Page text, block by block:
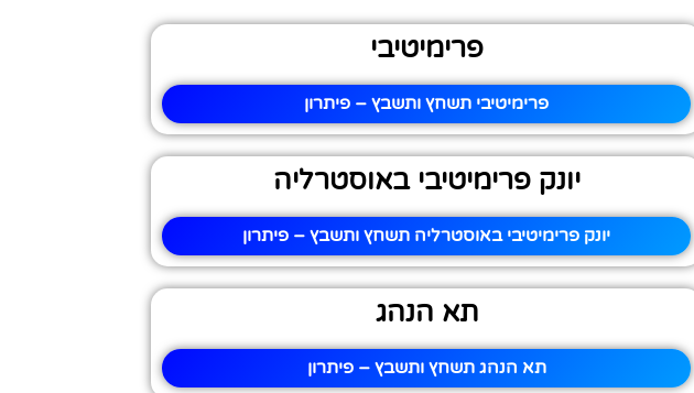
פרימיטיבי
פרימיטיבי תשחץ ותשבץ – פיתרון
יונק פרימיטיבי באוסטרליה
יונק פרימיטיבי באוסטרליה תשחץ ותשבץ – פיתרון
תא הנהג
תא הנהג תשחץ ותשבץ – פיתרון